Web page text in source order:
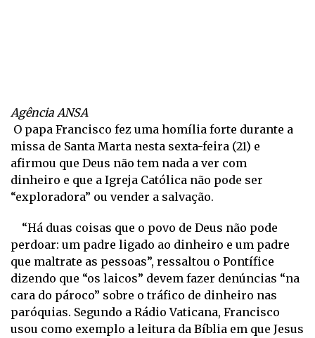
Agência ANSA
O papa Francisco fez uma homília forte durante a
missa de Santa Marta nesta sexta-feira (21) e
afirmou que Deus não tem nada a ver com
dinheiro e que a Igreja Católica não pode ser
“exploradora” ou vender a salvação.
“Há duas coisas que o povo de Deus não pode
perdoar: um padre ligado ao dinheiro e um padre
que maltrate as pessoas”, ressaltou o Pontífice
dizendo que “os laicos” devem fazer denúncias “na
cara do pároco” sobre o tráfico de dinheiro nas
paróquias. Segundo a Rádio Vaticana, Francisco
usou como exemplo a leitura da Bíblia em que Jesus